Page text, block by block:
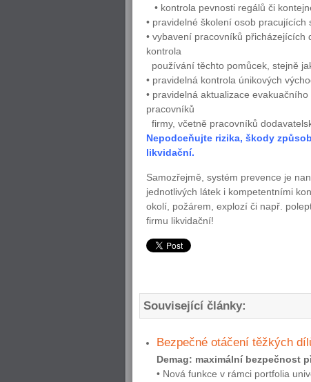
• kontrola pevnosti regálů či
• pravidelné školení osob pracujících
• vybavení pracovníků
kontrola
používání těchto pomůcek, stejně
• pravidelná kontrola únikových
• pravidelná aktualizace
pracovníků
firmy, včetně pracovníků
Nepodceňujte rizika, škody
likvidační.
Samozřejmě, systém prevence je
jednotlivých látek i kompetentními
okolí, požárem, explozí či např.
firmu likvidační!
Související články:
Bezpečné otáčení těžkých
Demag: maximální bezpečnost
• Nová funkce v rámci portfolia